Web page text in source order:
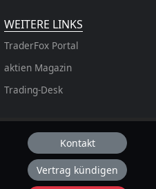
WEITERE LINKS
TraderFox Portal
aktien Magazin
Trading-Desk
Kontakt
Vertrag kündigen